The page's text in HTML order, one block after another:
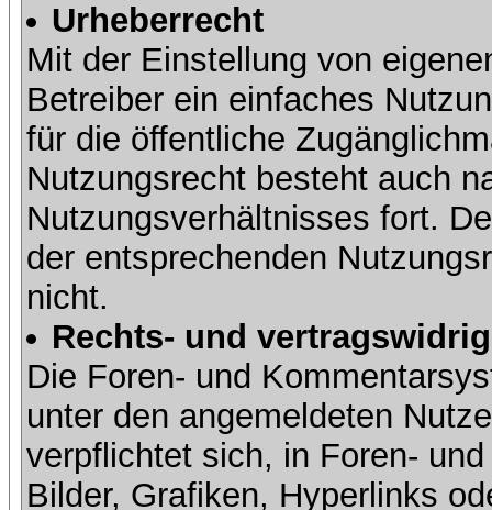
Urheberrecht
Mit der Einstellung von
Betreiber ein einfaches
für die öffentliche
Nutzungsrecht besteht auch
Nutzungsverhältnisses fort.
der entsprechenden
nicht.
Rechts- und
Die Foren- und
unter den angemeldeten
verpflichtet sich, in Foren-
Bilder, Grafiken, Hyperlinks